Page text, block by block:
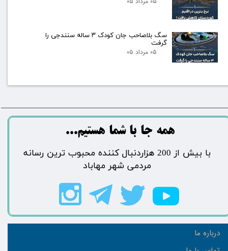
سگ بلاصاحب جان کودک ۳ ساله سنندجی را
گرفت
۰۵ مرداد ۰۵
درباره ما
​​​همه جا با شما هستیم...​​​​​​​​​​​​​​
​با بیش از 200 هزاردنبال کننده محبوب ترین رسانه
مردمی شهر مهاباد​​​​​​​​​​​​​​